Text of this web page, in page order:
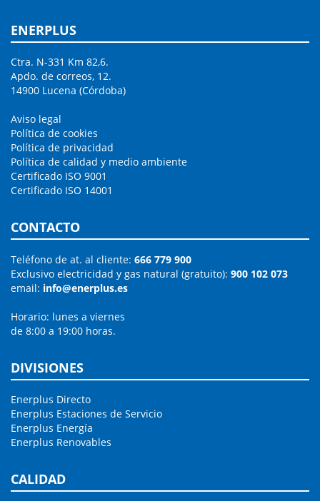
ENERPLUS
Ctra. N-331 Km 82,6.
Apdo. de correos, 12.
14900 Lucena (Córdoba)
Aviso legal
Política de cookies
Política de privacidad
Política de calidad y medio ambiente
Certificado ISO 9001
Certificado ISO 14001
CONTACTO
Teléfono de at. al cliente: 666 779 900
Exclusivo electricidad y gas natural (gratuito): 900 102 073
email: info@enerplus.es
Horario: lunes a viernes
de 8:00 a 19:00 horas.
DIVISIONES
Enerplus Directo
Enerplus Estaciones de Servicio
Enerplus Energía
Enerplus Renovables
CALIDAD